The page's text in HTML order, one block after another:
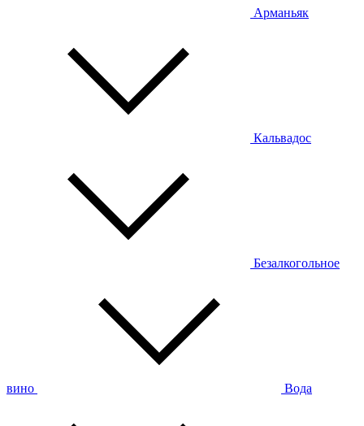
Арманьяк
Кальвадос
Безалкогольное
вино Вода